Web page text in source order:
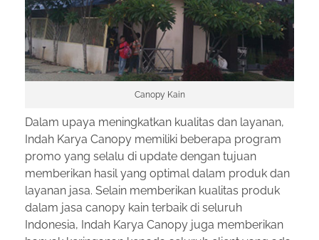
Canopy Kain
Dalam upaya meningkatkan kualitas dan layanan,
Indah Karya Canopy memiliki beberapa program
promo yang selalu di update dengan tujuan
memberikan hasil yang optimal dalam produk dan
layanan jasa. Selain memberikan kualitas produk
dalam jasa canopy kain terbaik di seluruh
Indonesia, Indah Karya Canopy juga memberikan